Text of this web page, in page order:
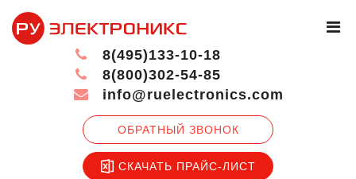
ОБРАТНЫЙ ЗВОНОК
СКАЧАТЬ ПРАЙС-ЛИСТ
8(495)133-10-18
8(800)302-54-85
info@ruelectronics.com